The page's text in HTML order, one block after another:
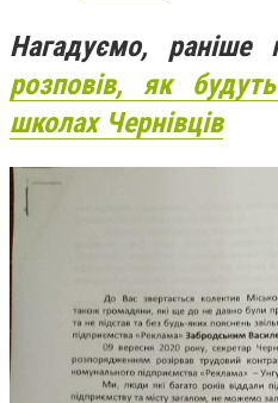
Нагадуємо, раніше
розповів, як
школах Чернівців